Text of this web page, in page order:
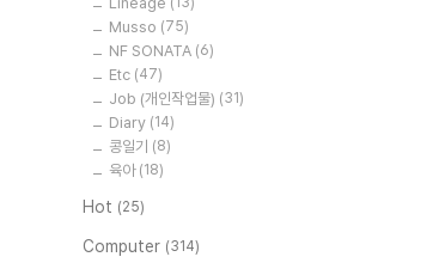
Musso (75)
NF SONATA (6)
Etc (47)
Job (개인작업물) (31)
Diary (14)
콩일기 (8)
육아 (18)
Hot (25)
Computer (314)